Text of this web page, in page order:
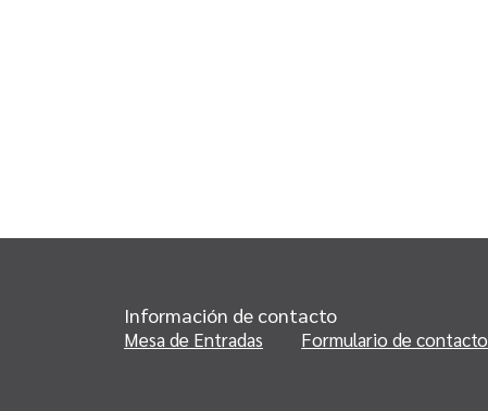
Información de contacto
Mesa de Entradas Formulario de contacto